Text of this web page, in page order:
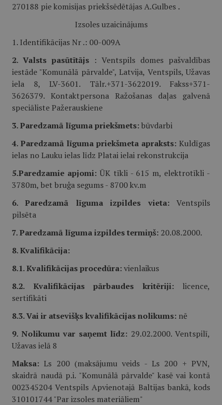
270188 pie komisijas priekšsēdētājas A.Gulbes .
Izsoles uzaicinājums
1. Identifikācijas Nr .: 00-009A
2. Valsts pasūtītājs : Ventspils domes pašvaldības
iestāde "Komunālā pārvalde", Latvija, Ventspils, Užavas
iela 8, LV-3601. Tālr.+371-3622019. Fakss+371-
3626379. Kontaktpersona Ražošanas daļas galvenā
speciāliste Pažerauskiene
3. Paredzamā līguma priekšmets:būvdarbi
4. Paredzamā līguma priekšmeta apraksts: Kuldīgas
ielas no Lauku ielas līdz Platai ielai rekonstrukcija
5.Paredzamie apjomi:ŪK tīkli - 615 m, elektrotīkli -
3780m, bet bruģa segums - 8700 kv.m
6. Paredzamā līguma izpildes vieta:Ventspils
pilsēta
7. Paredzamā līguma izpildes termiņš: 20.08.2000.
8. Kvalifikācija:
8.1. Kvalifikācijas procedūra:vienlaikus
8.2. Kvalifikācijas pārbaudes kritēriji:licence,
sertifikāti
8.3. Vai ir atsevišķs kvalifikācijas nolikums: nē
9. Nolikumu var saņemt līdz: 29.02.2000. Ventspilī,
Užavas ielā 8
Maksa: Ls 200 (maksājumu veids - Ls 200 + PVN,
skaidrā naudā p.i. "Komunālā pārvalde" kasē vai kontā
002345204 Ventspils Apvienotajā Baltijas bankā, kods
310101744 "Par izsoles materiāliem"